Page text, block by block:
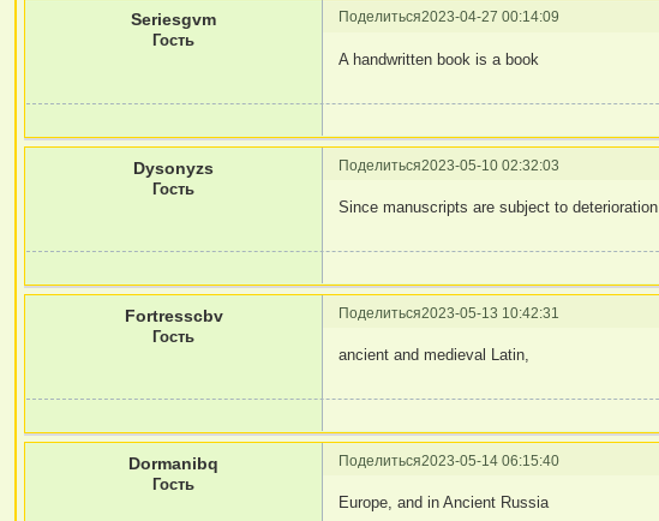
Поделиться2023-04-27 00:14:09
Seriesgvm
Гость
A handwritten book is a book
Поделиться2023-05-10 02:32:03
Dysonyzs
Гость
Since manuscripts are subject to deterioration
Поделиться2023-05-13 10:42:31
Fortresscbv
Гость
ancient and medieval Latin,
Поделиться2023-05-14 06:15:40
Dormanibq
Гость
Europe, and in Ancient Russia